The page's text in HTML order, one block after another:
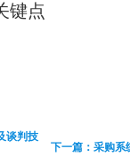
键点
谈判技
下一篇：采购系